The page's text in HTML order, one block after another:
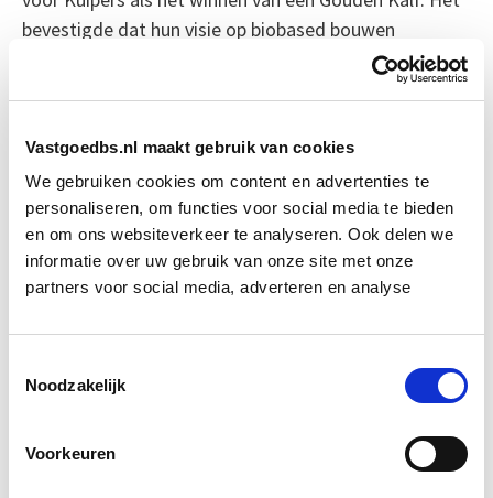
Vastgoedbs.nl maakt gebruik van cookies
We gebruiken cookies om content en advertenties te
personaliseren, om functies voor social media te bieden
en om ons websiteverkeer te analyseren. Ook delen we
informatie over uw gebruik van onze site met onze
partners voor social media, adverteren en analyse
Noodzakelijk
Voorkeuren
bevestigde dat hun visie op biobased bouwen
aansloeg. Maar het succes bracht ook spanningen. Net
als bij de broers achter Adidas en Puma, liep een
onder een nieuwe naam, de ander begint opnieuw met
frisse ideeën.
Wat blijft, is de opmars van biobased houtbouw. En
een harde les: innoveren vraagt niet alleen om
techniek, maar ook om samenwerking die dat succes
Bron: cobouw.nl
Boeiend verhaal? Duik dan eens